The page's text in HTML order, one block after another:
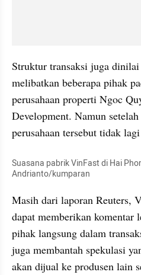
Struktur transaksi juga
melibatkan beberapa pihak
perusahaan properti Ngoc
Development. Namun
perusahaan tersebut tidak
Suasana pabrik VinFast di Hai
Andrianto/kumparan
Masih dari laporan Reuters,
dapat memberikan komentar
pihak langsung dalam
juga membantah spekulasi
akan dijual ke produsen lain